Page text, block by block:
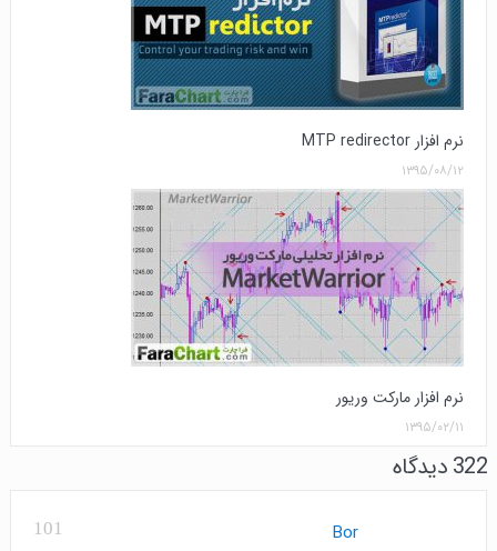
نرم افزار MTP redirector
۱۳۹۵/۰۸/۱۲
نرم افزار مارکت وریور
۱۳۹۵/۰۲/۱۱
322 دیدگاه
101 Bor